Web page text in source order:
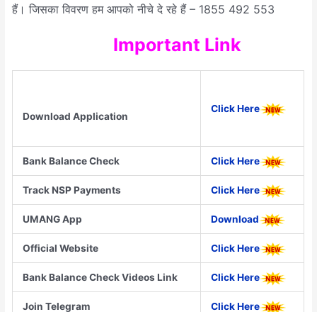
हैं। जिसका विवरण हम आपको नीचे दे रहे हैं – 1855 492 553
Important Link
Download Application
Click Here
Bank Balance Check Click Here
Track NSP Payments Click Here
UMANG App Download
Official Website Click Here
Bank Balance Check Videos Link Click Here
Join Telegram Click Here